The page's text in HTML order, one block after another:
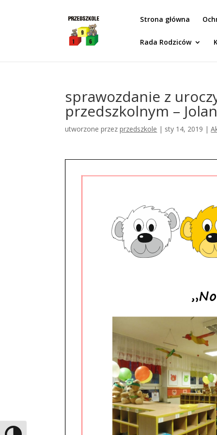
Strona główna
Rada Rodziców
sprawozdanie z
przedszkolnym –
utworzone przezprzedszkole | sty 14, 2019 |